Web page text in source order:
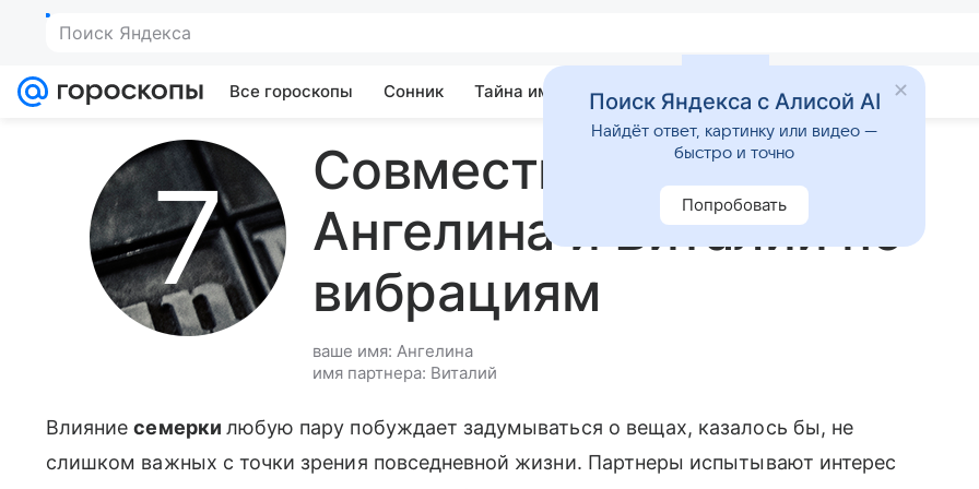
Поиск Яндекса
Все гороскопы Сонник Тайна имени Гадания Приметы
Совместимость имен
Ангелина и Виталий по
вибрациям
ваше имя: Ангелина
имя партнера: Виталий
Влияниесемерки любую пару побуждает задумываться о вещах, казалось бы, не
слишком важных с точки зрения повседневной жизни. Партнеры испытывают интерес
Поиск Яндекса с Алисой AI
Найдёт ответ, картинку или видео —
быстро и точно
Попробовать